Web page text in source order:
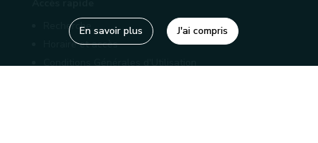
Recherche
Horaire et accès
Conditions Générales d'Utilisation
En savoir plus J'ai compris